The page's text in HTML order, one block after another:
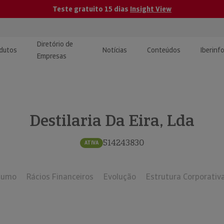
Teste gratuito 15 dias Insight View
e Monitorização de
Diretório de
Empresas
Notícias Conteúdos
| Estudos e
Destilaria Da Eira, Lda
ATIVA 514243830
Rácios Financeiros Evolução Estrutura Corporativa